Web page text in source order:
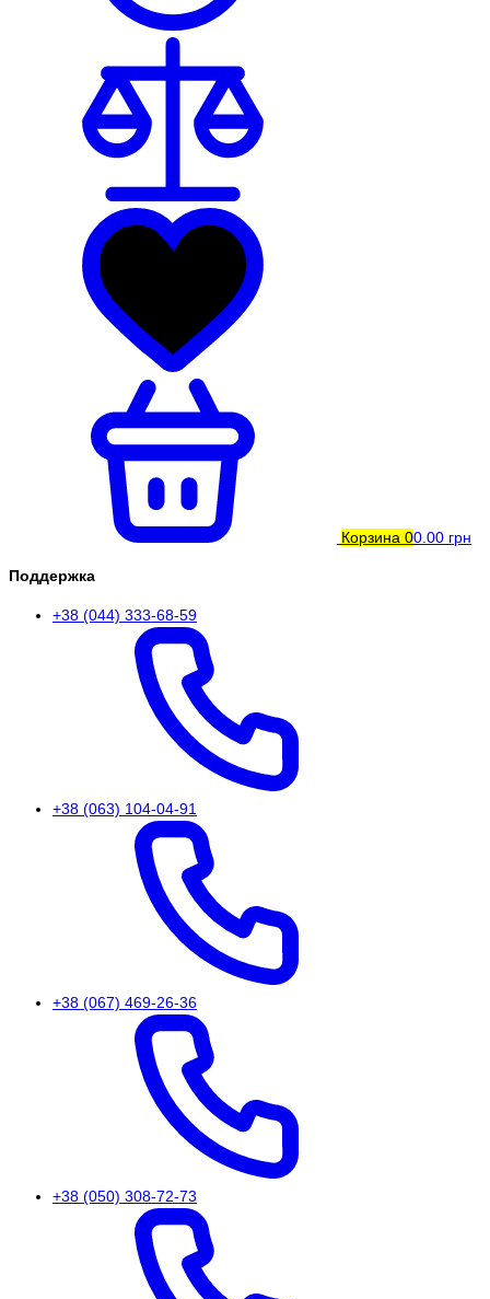
Корзина 00.00 грн
Поддержка
+38 (044) 333-68-59
+38 (063) 104-04-91
+38 (067) 469-26-36
+38 (050) 308-72-73